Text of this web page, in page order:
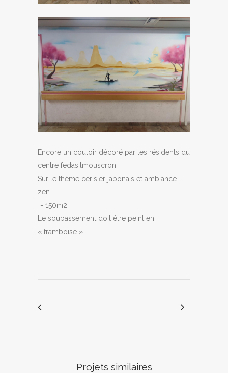
Encore un couloir décoré par les résidents du
centre fedasilmouscron
Sur le thème cerisier japonais et ambiance
zen.
+- 150m2
Le soubassement doit être peint en
« framboise »
Projets similaires